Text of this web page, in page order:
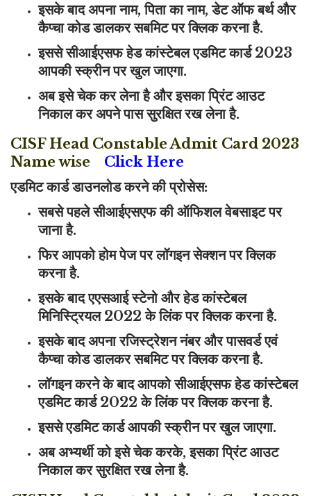
इसके बाद अपना नाम, पिता का नाम, डेट ऑफ बर्थ और
कैप्चा कोड डालकर सबमिट पर क्लिक करना है.
इससे सीआईएसफ हेड कांस्टेबल एडमिट कार्ड 2023
आपकी स्क्रीन पर खुल जाएगा.
अब इसे चेक कर लेना है और इसका प्रिंट आउट
निकाल कर अपने पास सुरक्षित रख लेना है.
CISF Head Constable Admit Card 2023
Name wise
Click Here
एडमिट कार्ड डाउनलोड करने की प्रोसेस:
सबसे पहले सीआईएसएफ की ऑफिशल वेबसाइट पर
जाना है.
फिर आपको होम पेज पर लॉगइन सेक्शन पर क्लिक
करना है.
इसके बाद एएसआई स्टेनो और हेड कांस्टेबल
मिनिस्ट्रियल 2022 के लिंक पर क्लिक करना है.
इसके बाद अपना रजिस्ट्रेशन नंबर और पासवर्ड एवं
कैप्चा कोड डालकर सबमिट पर क्लिक करना है.
लॉगइन करने के बाद आपको सीआईएसफ हेड कांस्टेबल
एडमिट कार्ड 2022 के लिंक पर क्लिक करना है.
इससे एडमिट कार्ड आपकी स्क्रीन पर खुल जाएगा.
अब अभ्यर्थी को इसे चेक करके, इसका प्रिंट आउट
निकाल कर सुरक्षित रख लेना है.